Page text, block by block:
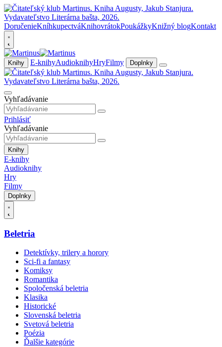
DoručenieKníhkupectváKnihovrátokPoukážkyKnižný blogKontakt
Knihy E-knihyAudioknihyHryFilmy Doplnky
Vyhľadávanie
Prihlásiť
Vyhľadávanie
Knihy
E-knihy
Audioknihy
Hry
Filmy
Doplnky
Beletria
Detektívky, trilery a horory
Sci-fi a fantasy
Komiksy
Romantika
Spoločenská beletria
Klasika
Historické
Slovenská beletria
Svetová beletria
Poézia
Ďalšie kategórie